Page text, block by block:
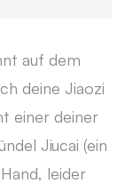
auf dem
deine Jiaozi
einer deiner
Jiucai (ein
leider